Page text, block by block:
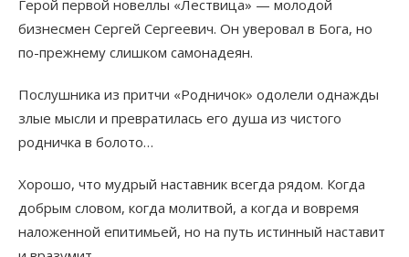
Герой первой новеллы «Лествица» — молодой
бизнесмен Сергей Сергеевич. Он уверовал в Бога, но
по-прежнему слишком самонадеян.
Послушника из притчи «Родничок» одолели однажды
злые мысли и превратилась его душа из чистого
родничка в болото…
Хорошо, что мудрый наставник всегда рядом. Когда
добрым словом, когда молитвой, а когда и вовремя
наложенной епитимьей, но на путь истинный наставит